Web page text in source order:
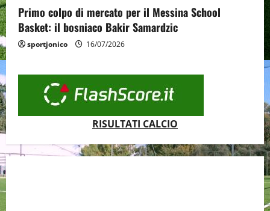
Primo colpo di mercato per il Messina School
Basket: il bosniaco Bakir Samardzic
sportjonico 16/07/2026
RISULTATI CALCIO